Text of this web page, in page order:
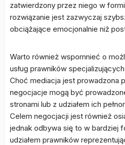
zatwierdzony przez niego w
rozwiązanie jest zazwyczaj
obciążające emocjonalnie niż
Warto również wspomnieć o
usług prawników
Choć mediacja jest prowadzona
negocjacje mogą być
stronami lub z udziałem ich
Celem negocjacji jest również
jednak odbywa się to w bardziej
udziałem prawników